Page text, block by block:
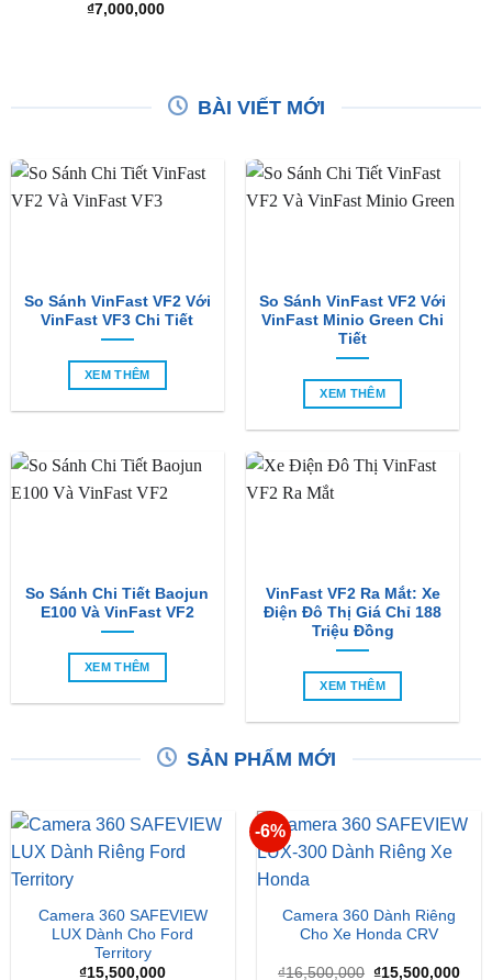
₫7,000,000
BÀI VIẾT MỚI
So Sánh VinFast VF2 Với
VinFast VF3 Chi Tiết
XEM THÊM
So Sánh VinFast VF2 Với
VinFast Minio Green Chi
Tiết
XEM THÊM
So Sánh Chi Tiết Baojun
E100 Và VinFast VF2
XEM THÊM
VinFast VF2 Ra Mắt: Xe
Điện Đô Thị Giá Chỉ 188
Triệu Đồng
XEM THÊM
SẢN PHẨM MỚI
Camera 360 SAFEVIEW
LUX Dành Cho Ford
Territory
₫15,500,000
-6%
Camera 360 Dành Riêng
Cho Xe Honda CRV
₫16,500,000 Giá
₫15,500,000Giá